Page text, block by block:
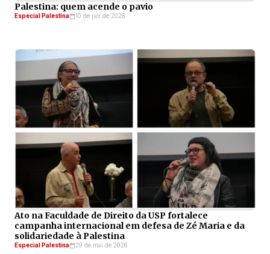
Palestina: quem acende o pavio
Especial Palestina 10 de jun de 2026
Ato na Faculdade de Direito da USP fortalece
campanha internacional em defesa de Zé Maria e da
solidariedade à Palestina
Especial Palestina 29 de mai de 2026